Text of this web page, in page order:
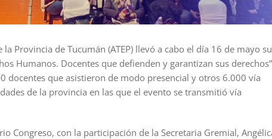
Provincia de Tucumán (ATEP) llevó a cabo el día 16 de mayo su
Humanos. Docentes que defienden y garantizan sus
docentes que asistieron de modo presencial y otros 6.000 vía
de la provincia en las que el evento se transmitió vía
Congreso, con la participación de la Secretaria Gremial,